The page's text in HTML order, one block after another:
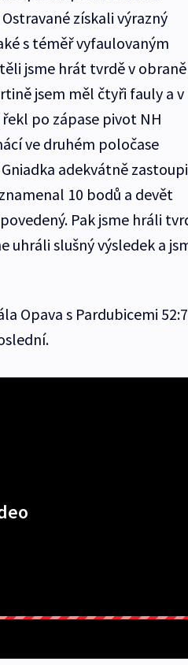
získali výrazný
s téměř vyfaulovaným
jsme hrát tvrdě v obraně
jsem měl čtyři fauly a v
po zápase pivot NH
ve druhém poločase
adekvátně
10 bodů a devět
Pak jsme hráli
uhráli slušný výsledek a
Opava s Pardubicemi